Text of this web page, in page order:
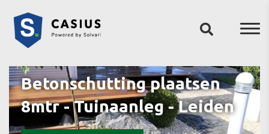
Betonschutting plaatsen
8mtr - Tuinaanleg - Leiden